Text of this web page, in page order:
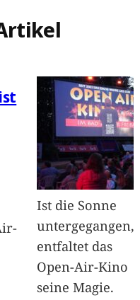
Ist die Sonne
untergegangen,
entfaltet das
Open-Air-Kino
seine Magie.